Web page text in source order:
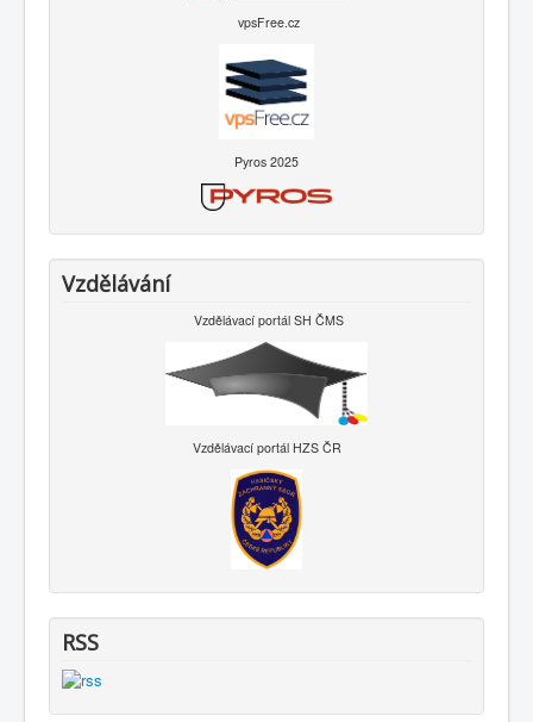
vpsFree.cz
Pyros 2025
Vzdělávání
Vzdělávací portál SH ČMS
Vzdělávací portál HZS ČR
RSS